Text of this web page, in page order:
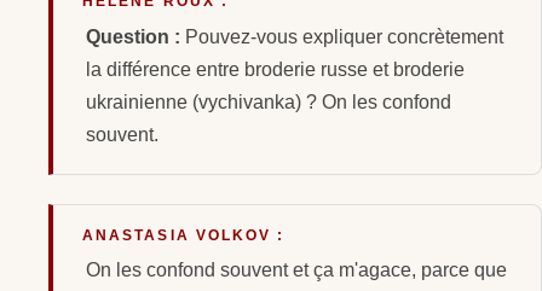
Question : Pouvez-vous expliquer concrètement
la différence entre broderie russe et broderie
ukrainienne (vychivanka) ? On les confond
souvent.
ANASTASIA VOLKOV :
On les confond souvent et ça m'agace, parce que